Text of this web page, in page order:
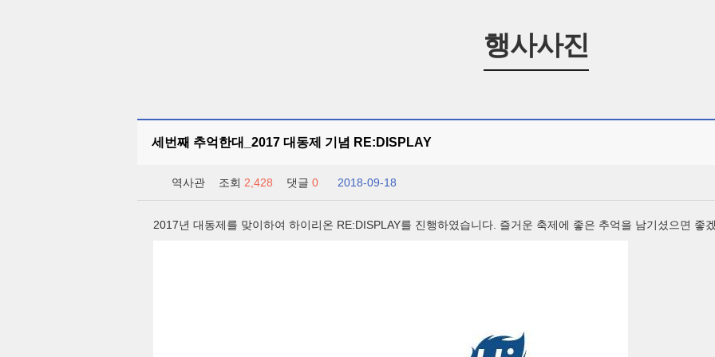
행사사진
세번째 추억한대_2017 대동제 기념 RE:DISPLAY
역사관 조회 2,428 댓글 0 2018-09-18
2017년 대동제를 맞이하여 하이리온 RE:DISPLAY를 진행하였습니다. 즐거운 축제에 좋은 추억을 남기셨으면 좋